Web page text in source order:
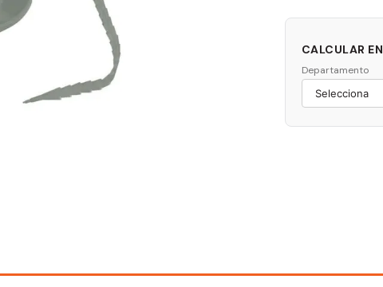
CALCULAR
Departamento